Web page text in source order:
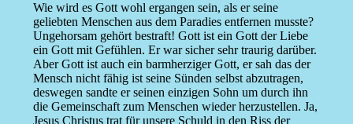
Wie wird es Gott wohl ergangen sein, als er seine
geliebten Menschen aus dem Paradies entfernen musste?
Ungehorsam gehört bestraft! Gott ist ein Gott der Liebe
ein Gott mit Gefühlen. Er war sicher sehr traurig darüber.
Aber Gott ist auch ein barmherziger Gott, er sah das der
Mensch nicht fähig ist seine Sünden selbst abzutragen,
deswegen sandte er seinen einzigen Sohn um durch ihn
die Gemeinschaft zum Menschen wieder herzustellen. Ja,
Jesus Christus trat für unsere Schuld in den Riss der